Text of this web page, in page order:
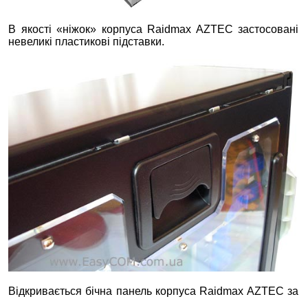
В якості «ніжок» корпуса Raidmax AZTEC застосовані
невеликі пластикові підставки.
Відкривається бічна панель корпуса Raidmax AZTEC за